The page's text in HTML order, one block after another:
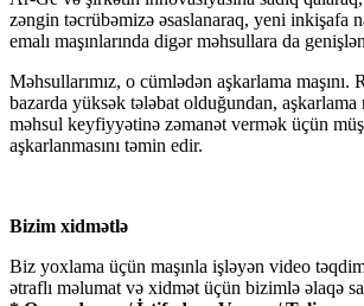
zəngin təcrübəmizə əsaslanaraq, yeni inkişafa
emalı maşınlarında digər məhsullara da
Məhsullarımız, o cümlədən aşkarlama maşını.
bazarda yüksək tələbat olduğundan, aşkarlama
məhsul keyfiyyətinə zəmanət vermək üçün
aşkarlanmasını təmin edir.
Bizim xidmətlə
Biz yoxlama üçün maşınla işləyən video
ətraflı məlumat və xidmət üçün bizimlə əlaqə